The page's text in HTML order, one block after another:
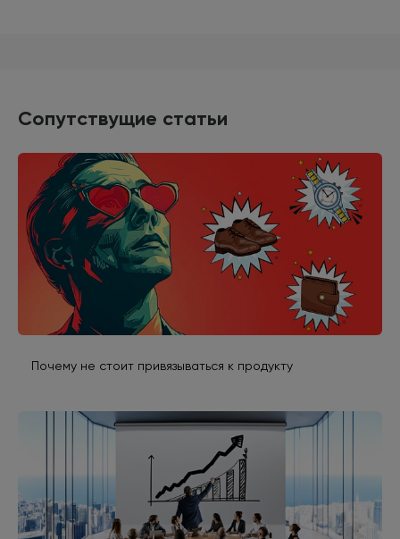
Сопутствущие статьи
Почему не стоит привязываться к продукту